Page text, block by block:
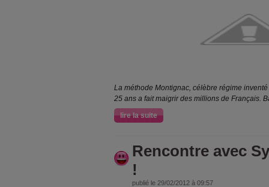
La méthode Montignac, célèbre régime
25 ans a fait maigrir des millions de Français.
lire la suite
Rencontre avec
!
publié le 29/02/2012 à 09:57